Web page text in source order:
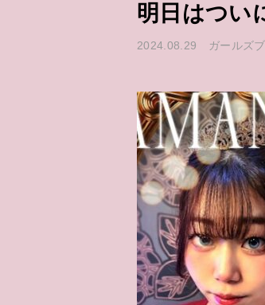
明日はつい
2024.08.29 ガールズ